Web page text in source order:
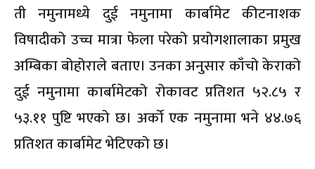
ती नमुनामध्ये दुई नमुनामा कार्बामेट कीटनाशक
विषादीको उच्च मात्रा फेला परेको प्रयोगशालाका प्रमुख
अम्बिका बोहोराले बताए। उनका अनुसार काँचो केराको
दुई नमुनामा कार्बामेटको रोकावट प्रतिशत ५२.८५ र
५३.११ पुष्टि भएको छ। अर्को एक नमुनामा भने ४४.७६
प्रतिशत कार्बामेट भेटिएको छ।